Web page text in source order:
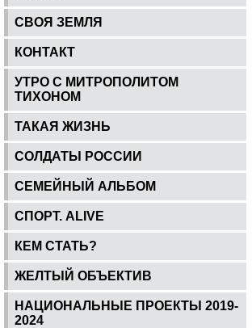
СВОЯ ЗЕМЛЯ
КОНТАКТ
УТРО С МИТРОПОЛИТОМ
ТИХОНОМ
ТАКАЯ ЖИЗНЬ
СОЛДАТЫ РОССИИ
СЕМЕЙНЫЙ АЛЬБОМ
СПОРТ. ALIVE
КЕМ СТАТЬ?
ЖЕЛТЫЙ ОБЪЕКТИВ
НАЦИОНАЛЬНЫЕ ПРОЕКТЫ 2019-
2024